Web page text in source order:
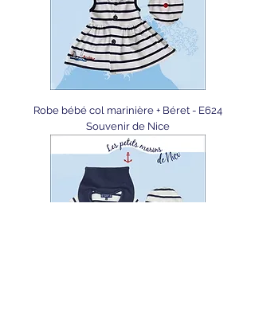
Robe bébé col marinière + Béret - E624
Souvenir de Nice